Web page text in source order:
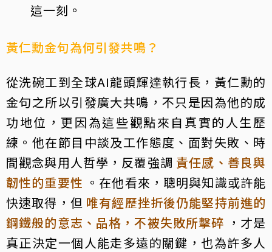
這一刻。
黃仁勳金句為何引發共鳴？
從洗碗工到全球AI龍頭輝達執行長，黃仁勳的
金句之所以引發廣大共鳴，不只是因為他的成
功地位，更因為這些觀點來自真實的人生歷
練。他在節目中談及工作態度、面對失敗、時
間觀念與用人哲學，反覆強調 責任感、善良與
韌性的重要性 。在他看來，聰明與知識或許能
快速取得，但 唯有經歷挫折後仍能堅持前進的
鋼鐵般的意志、品格，不被失敗所擊碎 ，才是
真正決定一個人能走多遠的關鍵，也為許多人